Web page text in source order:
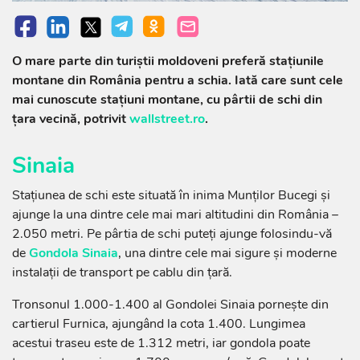
O mare parte din turiștii moldoveni preferă stațiunile
montane din România pentru a schia. Iată care sunt cele
mai cunoscute stațiuni montane, cu pârtii de schi din
țara vecină, potrivitwallstreet.ro.
Sinaia
Stațiunea de schi este situată în inima Munţilor Bucegi şi
ajunge la una dintre cele mai mari altitudini din România –
2.050 metri. Pe pârtia de schi puteți ajunge folosindu-vă
deGondola Sinaia, una dintre cele mai sigure și moderne
instalații de transport pe cablu din țară.
Tronsonul 1.000-1.400 al Gondolei Sinaia porneşte din
cartierul Furnica, ajungând la cota 1.400. Lungimea
acestui traseu este de 1.312 metri, iar gondola poate